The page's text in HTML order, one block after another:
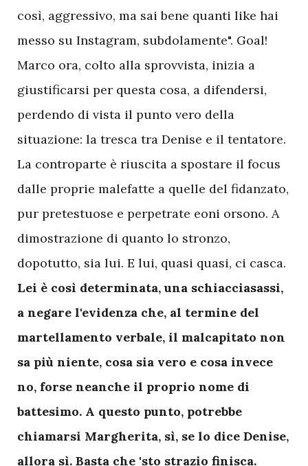
così, aggressivo, ma sai bene quanti like hai
messo su Instagram, subdolamente". Goal!
Marco ora, colto alla sprovvista, inizia a
giustificarsi per questa cosa, a difendersi,
perdendo di vista il punto vero della
situazione: la tresca tra Denise e il tentatore.
La controparte è riuscita a spostare il focus
dalle proprie malefatte a quelle del fidanzato,
pur pretestuose e perpetrate eoni orsono. A
dimostrazione di quanto lo stronzo,
dopotutto, sia lui. E lui, quasi quasi, ci casca.
Lei è così determinata, una schiacciasassi,
a negare l'evidenza che, al termine del
martellamento verbale, il malcapitato non
sa più niente, cosa sia vero e cosa invece
no, forse neanche il proprio nome di
battesimo. A questo punto, potrebbe
chiamarsi Margherita, sì, se lo dice Denise,
allora sì. Basta che 'sto strazio finisca.